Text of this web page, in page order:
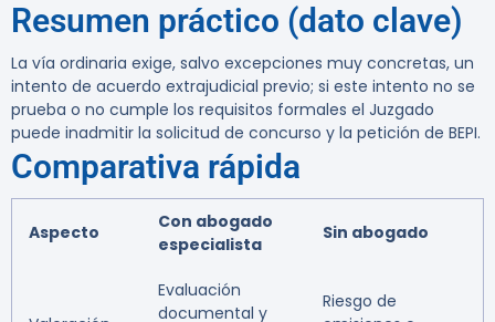
Resumen práctico (dato clave)
La vía ordinaria exige, salvo excepciones muy concretas, un
intento de acuerdo extrajudicial previo; si este intento no se
prueba o no cumple los requisitos formales el Juzgado
puede inadmitir la solicitud de concurso y la petición de BEPI.
Comparativa rápida
Aspecto
Con abogado
especialista
Sin abogado
Evaluación
documental y
Riesgo de